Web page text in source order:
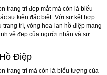
trang trí đẹp mắt mà còn là biểu
sự kiện đặc biệt. Với sự kết hợp
trí, vòng hoa lan hồ điệp mang
vẻ đẹp của người nhận và sự
Điệp
trang trí mà còn là biểu tượng của